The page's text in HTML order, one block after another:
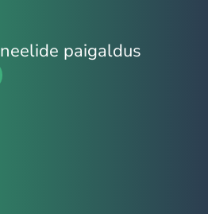
paigaldus